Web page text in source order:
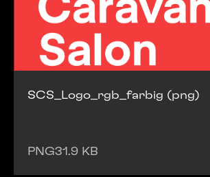
SCS_Logo_rgb_farbig (png)
PNG31.9 KB